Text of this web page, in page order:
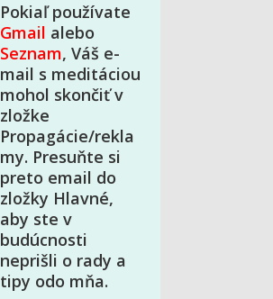
Pokiaľ používate
Gmail alebo
Seznam, Váš e-
mail s meditáciou
mohol skončiť v
zložke
Propagácie/rekla
my. Presuňte si
preto email do
zložky Hlavné,
aby ste v
budúcnosti
neprišli o rady a
tipy odo mňa.